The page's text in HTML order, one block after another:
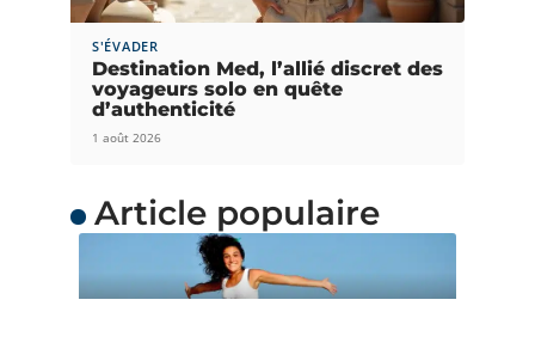
S'ÉVADER
Destination Med, l’allié discret des
voyageurs solo en quête
d’authenticité
1 août 2026
Article populaire